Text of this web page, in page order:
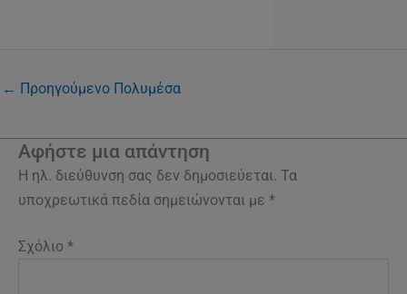
← Προηγούμενο Πολυμέσα
Αφήστε μια απάντηση
Η ηλ. διεύθυνση σας δεν δημοσιεύεται. Τα
υποχρεωτικά πεδία σημειώνονται με *
Σχόλιο *